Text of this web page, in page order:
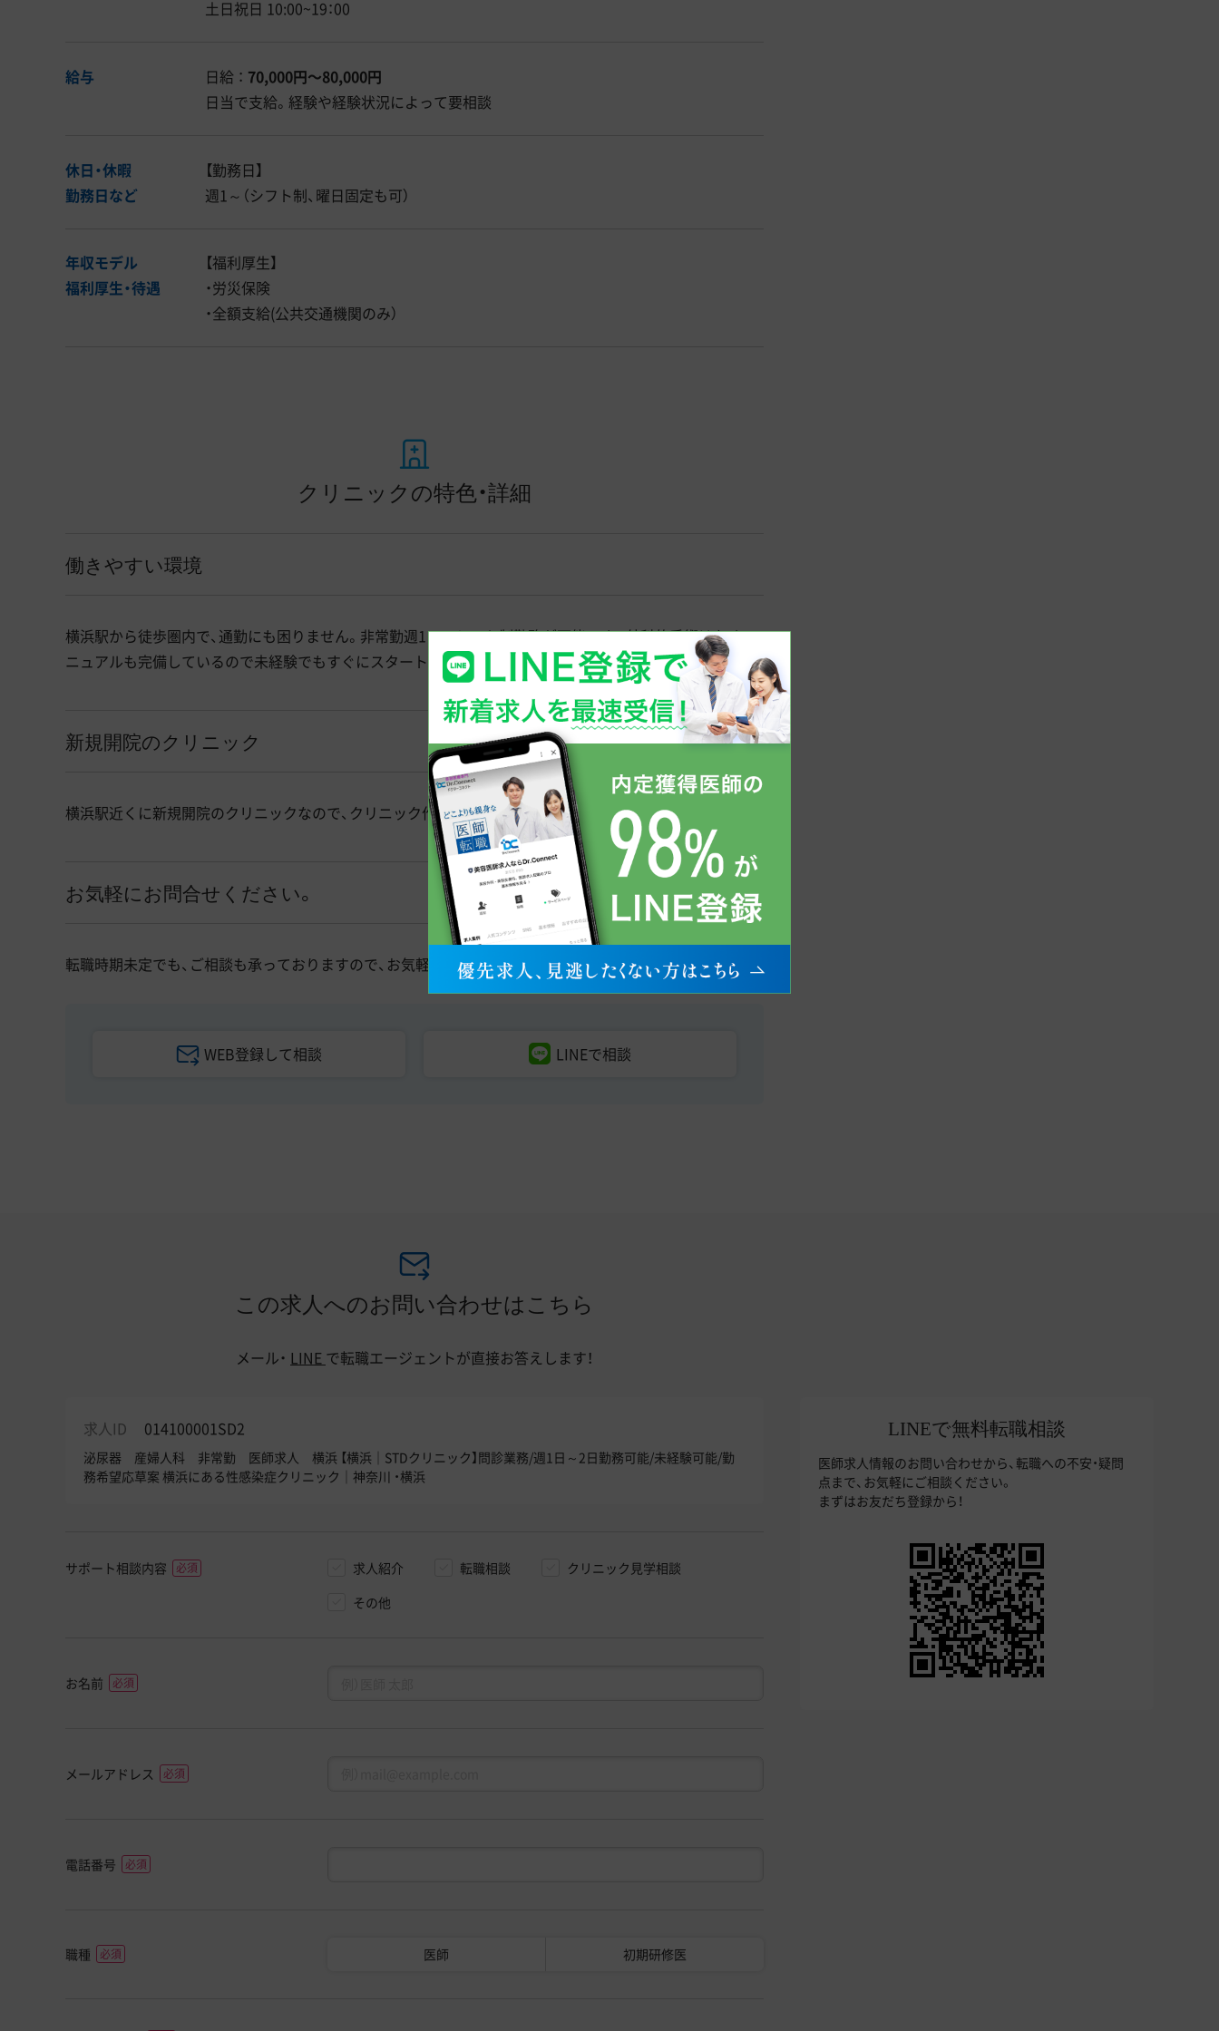
土日祝日 10:00~19：00
給与 日給 ： 70,000円〜80,000円
日当で支給。経験や経験状況によって要相談
休日・休暇
勤務日など
【勤務日】
週1～（シフト制、曜日固定も可）
年収モデル
福利厚生・待遇
【福利厚生】
・労災保険
・全額支給(公共交通機関のみ）
クリニックの特色・詳細
働きやすい環境
横浜駅から徒歩圏内で、通勤にも困りません。非常勤週1～のシフト制勤務が可能です。外科的手術はなくマ
ニュアルも完備しているので未経験でもすぐにスタートすることが可能です。
新規開院のクリニック
横浜駅近くに新規開院のクリニックなので、クリニック作りに意欲的な方を募集しております。
お気軽にお問合せください。
転職時期未定でも、ご相談も承っておりますので、お気軽にご利用・ご相談ください。
WEB登録して相談 LINEで相談
この求人へのお問い合わせはこちら
メール・ LINE で転職エージェントが直接お答えします！
求人ID 014100001SD2
泌尿器 産婦人科 非常勤 医師求人 横浜 【横浜｜STDクリニック】問診業務/週1日～2日勤務可能/未経験可能/勤
務希望応草案 横浜にある性感染症クリニック｜神奈川 ・横浜
サポート相談内容 求人紹介 転職相談
クリニック見学相談
その他
お名前
メールアドレス
電話番号
職種 医師 初期研修医
LINEで無料転職相談
医師求人情報のお問い合わせから、転職への不安・疑問
点まで、お気軽にご相談ください。
まずはお友だち登録から！